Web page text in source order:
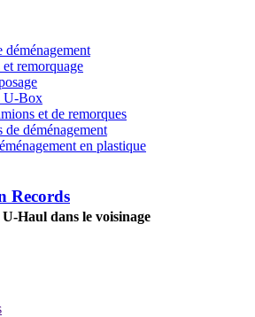
déménagement
remorquage
U-Box
et de remorques
de déménagement
en plastique
Records
Haul dans le voisinage